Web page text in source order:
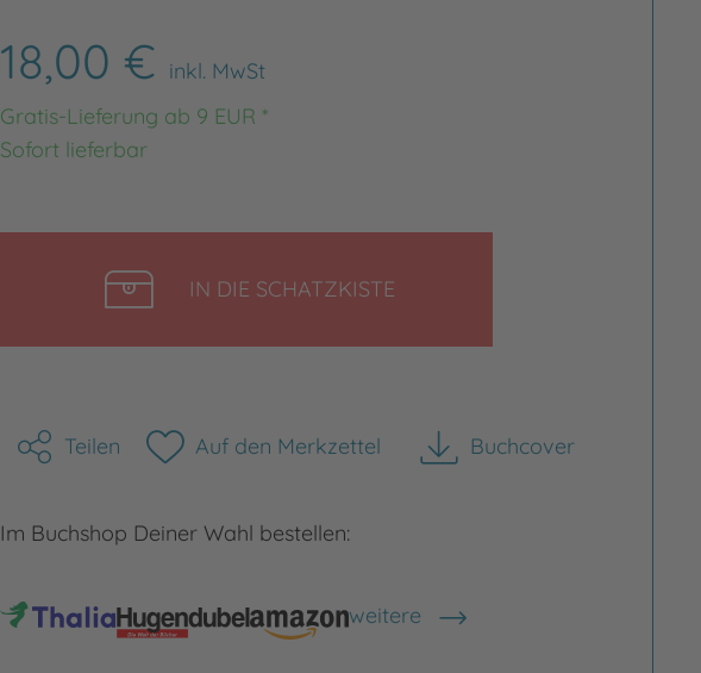
18,00 € inkl. MwSt
Gratis-Lieferung ab 9 EUR *
Sofort lieferbar
IN DIE SCHATZKISTE
Teilen Auf den Merkzettel Buchcover
herunterladen
Im Buchshop Deiner Wahl bestellen:
weitere
Shops anzeigen